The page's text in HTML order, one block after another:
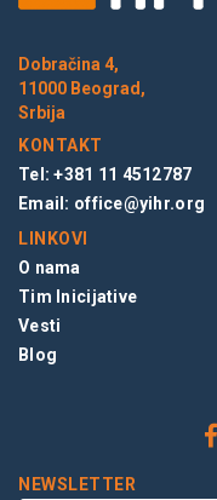
Dobračina 4,
11000 Beograd,
Srbija
KONTAKT
Tel: +381 11 4512787
Email: office@yihr.org
LINKOVI
O nama
Tim Inicijative
Vesti
Blog
NEWSLETTER